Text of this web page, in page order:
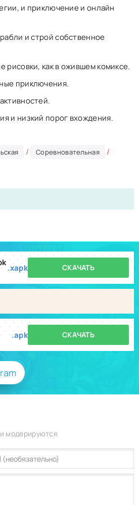
и приключение и онлайн
и строй собственное
рисовки, как в ожившем комиксе.
приключения.
и низкий порог вхождения.
/ Соревновательная /
.xapk СКАЧАТЬ
.apk СКАЧАТЬ
модерируются